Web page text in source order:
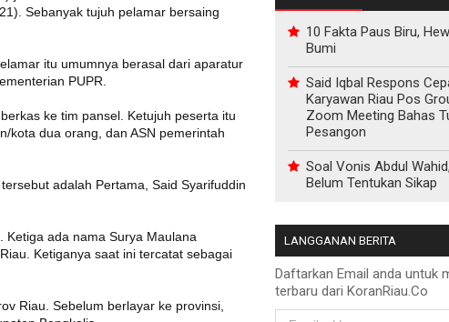
Sebanyak tujuh pelamar bersaing
itu umumnya berasal dari aparatur
PUPR.
ke tim pansel. Ketujuh peserta itu
kota dua orang, dan ASN pemerintah
adalah Pertama, Said Syarifuddin
Ketiga ada nama Surya Maulana
Ketiganya saat ini tercatat sebagai
Riau. Sebelum berlayar ke provinsi,
10 Fakta Paus Biru,
Bumi
Said Iqbal Respons
Karyawan Riau Pos
Zoom Meeting Bahas
Pesangon
Soal Vonis Abdul
Belum Tentukan Sikap
LANGGANAN BERITA
Daftarkan Email anda untuk
terbaru dari KoranRiau.Co